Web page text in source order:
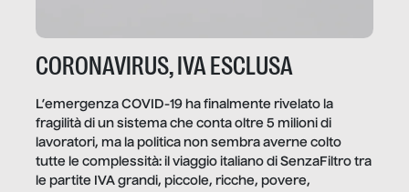
CORONAVIRUS, IVA ESCLUSA
L’emergenza COVID-19 ha finalmente rivelato la
fragilità di un sistema che conta oltre 5 milioni di
lavoratori, ma la politica non sembra averne colto
tutte le complessità: il viaggio italiano di SenzaFiltro tra
le partite IVA grandi, piccole, ricche, povere,